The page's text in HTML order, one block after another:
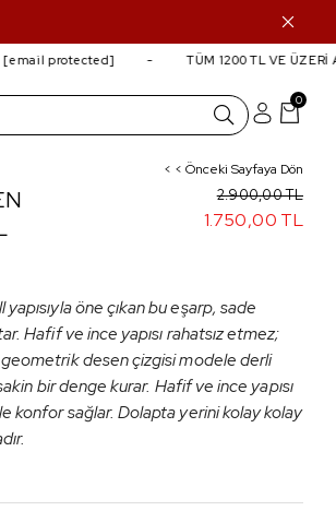
protected] TÜM 1200 TL VE ÜZERİ
0
< < Önceki Sayfaya Dön
öne çıkan bu eşarp, sade
Hafif ve ince yapısı rahatsız etmez;
desen çizgisi modele derli
bir denge kurar. Hafif ve ince yapısı
konfor sağlar. Dolapta yerini kolay kolay
2.900,00 TL
1.750,00 TL